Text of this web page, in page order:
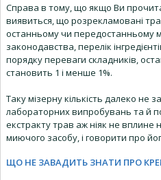
Справа в тому, що якщо Ви
виявиться, що розрекламовані
останньому чи передостанньому
законодавства, перелік
порядку переваги складників,
становить 1 і менше 1%.
Таку мізерну кількість далеко
лабораторних випробувань та й
екстракту трав аж ніяк не вплине
миючого засобу, і говорити про
ЩО НЕ ЗАВАДИТЬ ЗНАТИ ПРО